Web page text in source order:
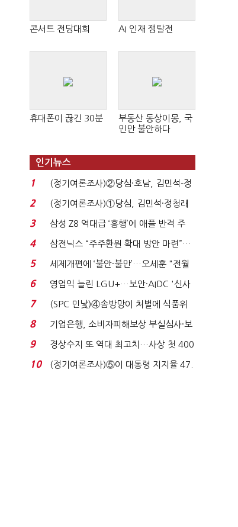
콘서트 전당대회 AI 인재 쟁탈전
휴대폰이 끊긴 30분
부동산 동상이몽, 국
민만 불안하다
인기뉴스
1
(정기여론조사)②당심·호남, 김민석-정
청래 '초접전'...
2
(정기여론조사)①당심, 김민석·정청래
'초접전'…대통령 ...
3
삼성 Z8 역대급 ‘흥행’에 애플 반격 주
목…9월 ‘폴...
4
삼전닉스 “주주환원 확대 방안 마련”…
로이터에 성명...
5
세제개편에 ‘불안·불만’…오세훈 "전월
세 구하기 더 ...
6
영업익 늘린 LGU+…보안·AIDC '신사
업 드라이브'...
7
(SPC 민낯)④솜방망이 처벌에 식품위
생법 위반 반복...
8
기업은행, 소비자피해보상 부실심사·보
이스피싱 공시 ...
9
경상수지 또 역대 최고치…사상 첫 400
억달러에 '3% 성...
10
(정기여론조사)⑤이 대통령 지지율 47.